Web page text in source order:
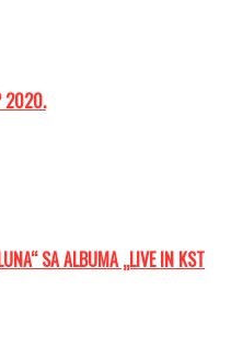
2020.
SA ALBUMA „LIVE IN KST